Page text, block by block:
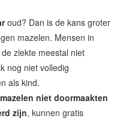
oud? Dan is de kans groter
mazelen. Mensen in
ziekte meestal niet
nog niet volledig
als kind.
niet doormaakten
zijn, kunnen gratis